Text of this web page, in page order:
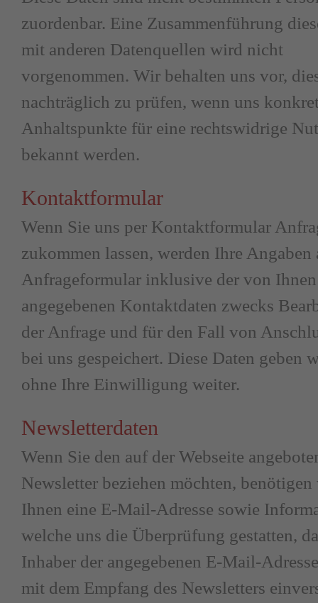
zuordenbar. Eine Zusammenführung
mit anderen Datenquellen wird nicht
vorgenommen. Wir behalten uns vor,
nachträglich zu prüfen, wenn uns
Anhaltspunkte für eine rechtswidrige
bekannt werden.
Kontaktformular
Wenn Sie uns per Kontaktformular
zukommen lassen, werden Ihre Angaben
Anfrageformular inklusive der von
angegebenen Kontaktdaten zwecks
der Anfrage und für den Fall von
bei uns gespeichert. Diese Daten geben
ohne Ihre Einwilligung weiter.
Newsletterdaten
Wenn Sie den auf der Webseite
Newsletter beziehen möchten,
Ihnen eine E-Mail-Adresse sowie
welche uns die Überprüfung gestatten,
Inhaber der angegebenen E-Mail-
mit dem Empfang des Newsletters